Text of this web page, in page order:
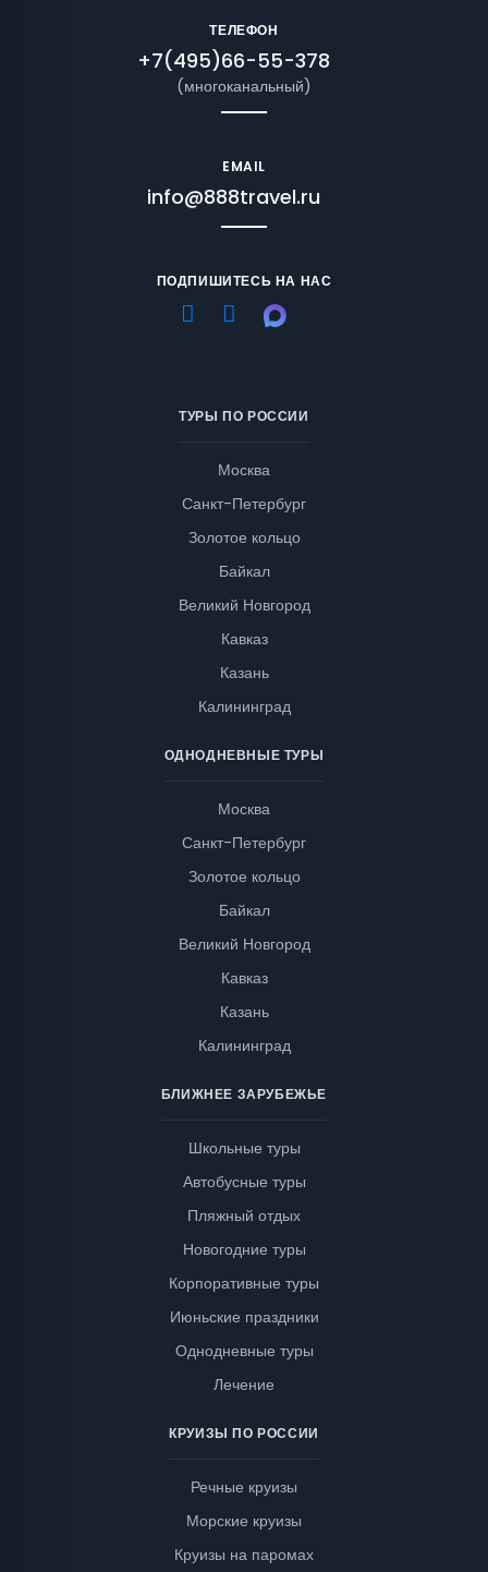
ТЕЛЕФОН
+7(495)66-55-378
(многоканальный)
EMAIL
info@888travel.ru
ПОДПИШИТЕСЬ НА НАС
ТУРЫ ПО РОССИИ
Москва
Санкт-Петербург
Золотое кольцо
Байкал
Великий Новгород
Кавказ
Казань
Калининград
ОДНОДНЕВНЫЕ ТУРЫ
Москва
Санкт-Петербург
Золотое кольцо
Байкал
Великий Новгород
Кавказ
Казань
Калининград
БЛИЖНЕЕ ЗАРУБЕЖЬЕ
Школьные туры
Автобусные туры
Пляжный отдых
Новогодние туры
Корпоративные туры
Июньские праздники
Однодневные туры
Лечение
КРУИЗЫ ПО РОССИИ
Речные круизы
Морские круизы
Круизы на паромах